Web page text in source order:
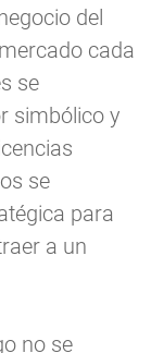
del
cada
se
simbólico y
se
para
a un
no se